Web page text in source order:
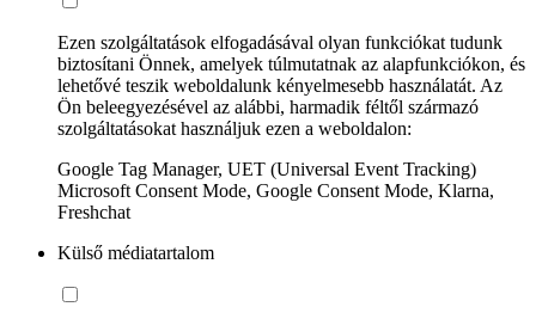
Ezen szolgáltatások elfogadásával olyan funkciókat tudunk
biztosítani Önnek, amelyek túlmutatnak az alapfunkciókon, és
lehetővé teszik weboldalunk kényelmesebb használatát. Az
Ön beleegyezésével az alábbi, harmadik féltől származó
szolgáltatásokat használjuk ezen a weboldalon:
Google Tag Manager, UET (Universal Event Tracking)
Microsoft Consent Mode, Google Consent Mode, Klarna,
Freshchat
Külső médiatartalom